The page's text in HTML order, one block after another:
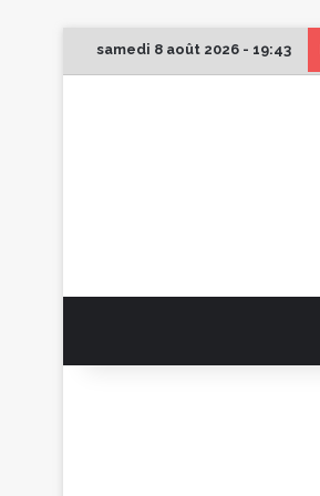
samedi 8 août 2026 - 19:43